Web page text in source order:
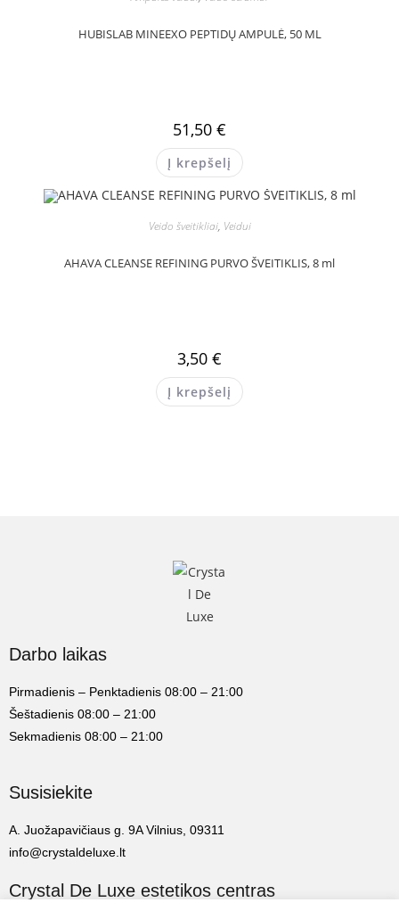
HUBISLAB MINEEXO PEPTIDŲ AMPULĖ, 50 ML
51,50 €
Į krepšelį
Veido šveitikliai, Veidui
AHAVA CLEANSE REFINING PURVO ŠVEITIKLIS, 8 ml
3,50 €
Į krepšelį
Darbo laikas
Pirmadienis – Penktadienis 08:00 – 21:00
Šeštadienis 08:00 – 21:00
Sekmadienis 08:00 – 21:00
Susisiekite
A. Juožapavičiaus g. 9A Vilnius, 09311
info@crystaldeluxe.lt
Crystal De Luxe estetikos centras